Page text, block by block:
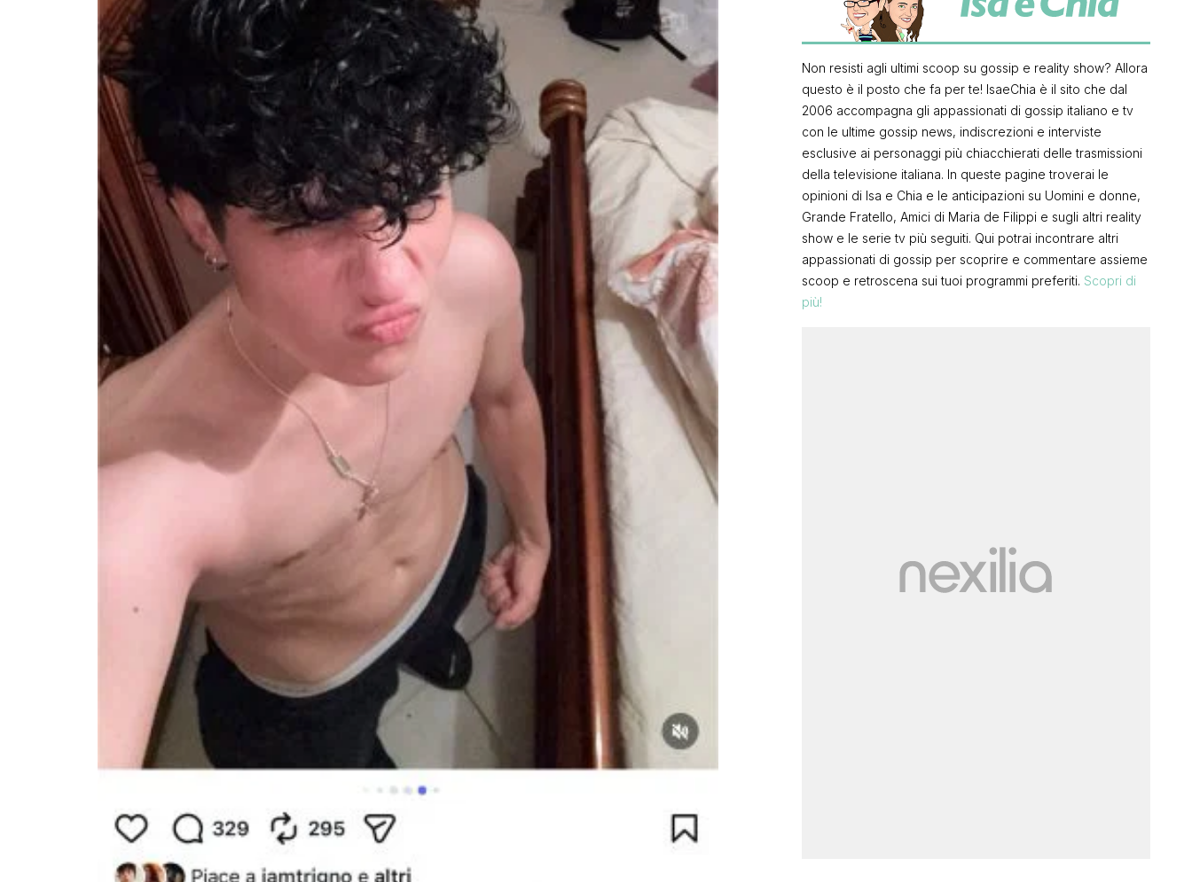
Non resisti agli ultimi scoop su gossip e reality show? Allora
questo è il posto che fa per te! IsaeChia è il sito che dal
2006 accompagna gli appassionati di gossip italiano e tv
con le ultime gossip news, indiscrezioni e interviste
esclusive ai personaggi più chiacchierati delle trasmissioni
della televisione italiana. In queste pagine troverai le
opinioni di Isa e Chia e le anticipazioni su Uomini e donne,
Grande Fratello, Amici di Maria de Filippi e sugli altri reality
show e le serie tv più seguiti. Qui potrai incontrare altri
appassionati di gossip per scoprire e commentare assieme
scoop e retroscena sui tuoi programmi preferiti. Scopri di
più!